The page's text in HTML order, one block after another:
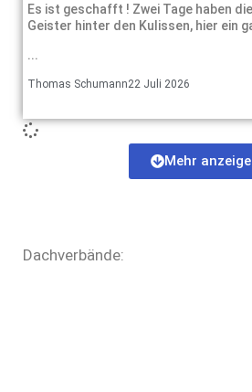
Es ist geschafft ! Zwei Tage haben
Geister hinter den Kulissen, hier ein
...
Thomas Schumann22 Juli 2026
Mehr
Dachverbände: